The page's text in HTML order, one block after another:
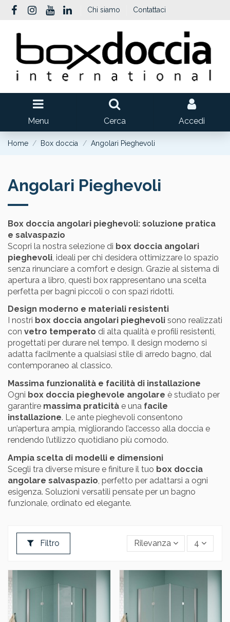
Chi siamo Contattaci
Menu Cerca Accedi
Home Box doccia Angolari Pieghevoli
Angolari Pieghevoli
Box doccia angolari pieghevoli: soluzione pratica
e salvaspazio
Scopri la nostra selezione di box doccia angolari
pieghevoli , ideali per chi desidera ottimizzare lo spazio
senza rinunciare a comfort e design. Grazie al sistema di
apertura a libro, questi box rappresentano una scelta
perfetta per bagni piccoli o con spazi ridotti.
Design moderno e materiali resistenti
I nostri box doccia angolari pieghevoli sono realizzati
con vetro temperato di alta qualità e profili resistenti,
progettati per durare nel tempo. Il design moderno si
adatta facilmente a qualsiasi stile di arredo bagno, dal
contemporaneo al classico.
Massima funzionalità e facilità di installazione
Ogni box doccia pieghevole angolare è studiato per
garantire massima praticità e una facile
installazione. Le ante pieghevoli consentono
un’apertura ampia, migliorando l’accesso alla doccia e
rendendo l’utilizzo quotidiano più comodo.
Ampia scelta di modelli e dimensioni
Scegli tra diverse misure e finiture il tuo box doccia
angolare salvaspazio, perfetto per adattarsi a ogni
esigenza. Soluzioni versatili pensate per un bagno
funzionale, ordinato ed elegante.
Filtro Rilevanza 4